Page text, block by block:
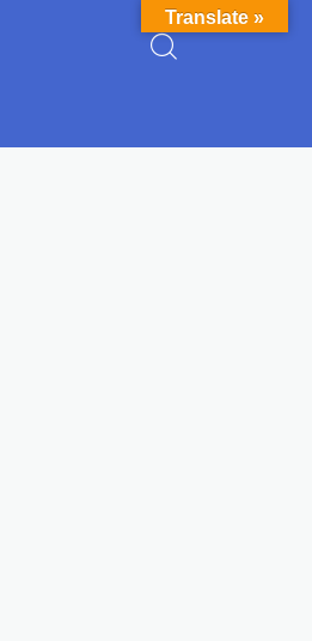
Translate »